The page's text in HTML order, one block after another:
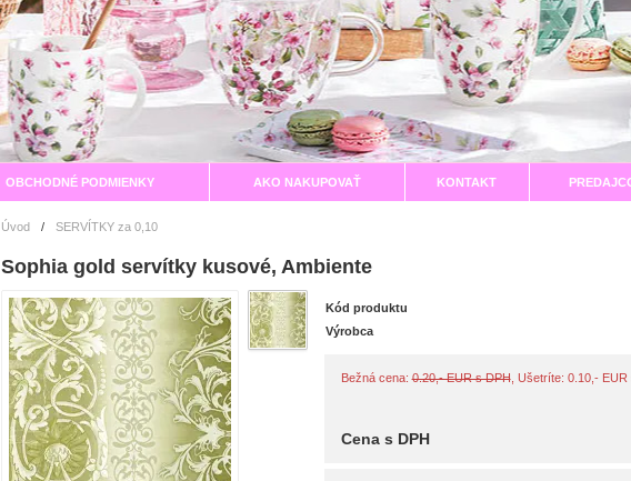
OBCHODNÉ PODMIENKY AKO NAKUPOVAŤ KONTAKT
Úvod / SERVÍTKY za 0,10
Sophia gold servítky kusové, Ambiente
Kód produktu
Výrobca
Bežná cena:0.20,- EUR s DPH, Ušetríte: 0.10,- EUR
Cena s DPH